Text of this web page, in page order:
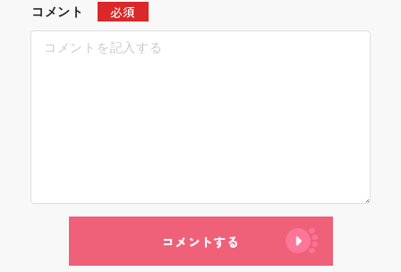
コメント 必須
コメントする